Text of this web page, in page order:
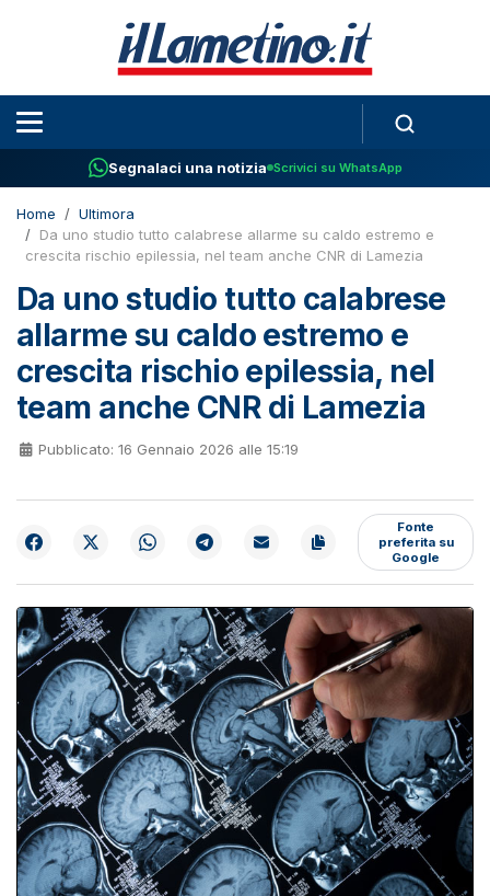
Segnalaci una notizia Scrivici su WhatsApp
Home
Ultimora
Da uno studio tutto calabrese allarme su caldo estremo e
crescita rischio epilessia, nel team anche CNR di Lamezia
Da uno studio tutto calabrese
allarme su caldo estremo e
crescita rischio epilessia, nel
team anche CNR di Lamezia
Pubblicato: 16 Gennaio 2026 alle 15:19
Fonte
preferita su
Google